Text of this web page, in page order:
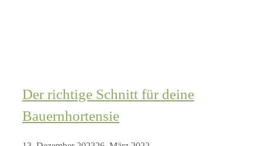
Der richtige Schnitt für deine
Bauernhortensie